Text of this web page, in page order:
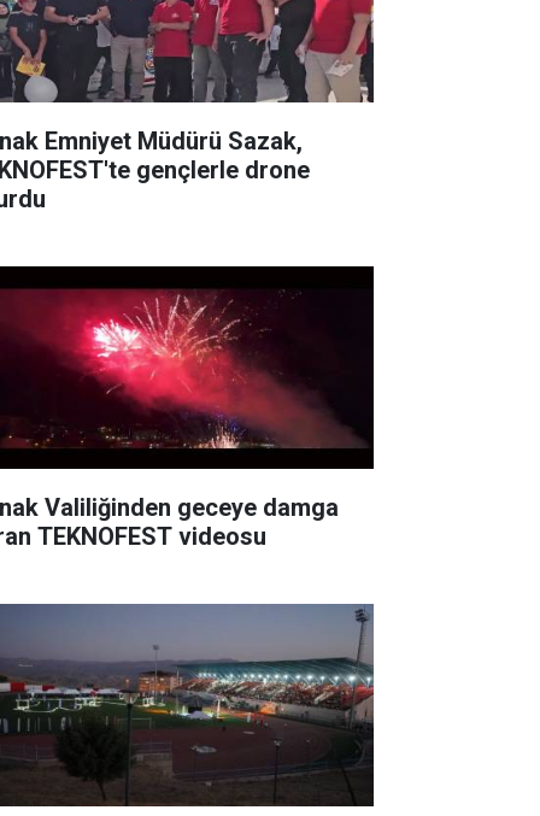
Emniyet Müdürü Sazak,
gençlerle drone
Valiliğinden geceye damga
TEKNOFEST videosu